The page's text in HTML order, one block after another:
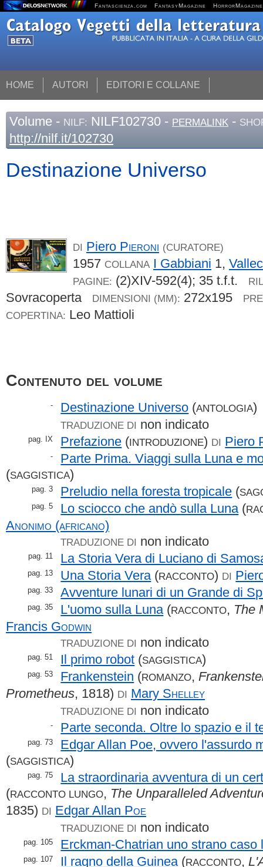
Fantascienza.com FantasyMagazine HorrorMagazine
HOME AUTORI EDITORI E COLLANE
Volume - NILF: NILF102730 - PERMALINK -
http://nilf.it/102730
Destinazione Universo
DI Piero Pieroni (CURATORE)
1957 COLLANA I Gabbiani 1,
PAGINE: (2)XIV-592(4); 35 t.f.t.
Sovracoperta DIMENSIONI (MM): 272x195
COPERTINA: Leo Mattioli
Contenuto del volume
- Destinazione Universo (ANTOLOGIA)
TRADUZIONE DI non indicato
pag. IX Prefazione (INTRODUZIONE) DI Piero
-
Parte Prima. Viaggi sulla Luna e
(SAGGISTICA)
pag. 3 Preludio nella foresta tropicale (
pag. 5 Lo sciocco che andò sulla Luna (
Anonimo (africano)
TRADUZIONE DI non indicato
pag. 11 La Storia Vera di Luciano di
pag. 13 Una Storia Vera (RACCONTO) DI
pag. 33 Avventure lunari di un Grande di
pag. 35 L'uomo sulla Luna (RACCONTO, The
Francis Godwin
TRADUZIONE DI non indicato
pag. 51 Il primo robot (SAGGISTICA)
pag. 53 Frankenstein (ROMANZO,
Prometheus, 1818) DI Mary Shelley
TRADUZIONE DI non indicato
- Parte seconda. Oltre lo spazio e il
pag. 73
Edgar Allan Poe, ovvero l'assurdo
(SAGGISTICA)
pag. 75
La straordinaria avventura di un
(RACCONTO LUNGO, The Unparalleled
1835) DI Edgar Allan Poe
TRADUZIONE DI non indicato
pag. 105 Erckman-Chatrian uno strano caso
pag. 107 Il ragno della Guinea (RACCONTO,